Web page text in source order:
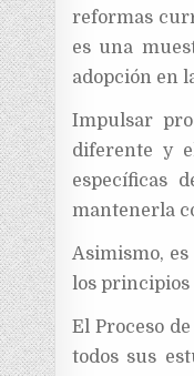
reformas
es una
adopción en
Impulsar
diferente y
específicas
mantenerla
Asimismo,
los principios
El Proceso
todos sus